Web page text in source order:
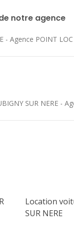
notre agence
- Agence POINT
SUR NERE -
Location
SUR NERE